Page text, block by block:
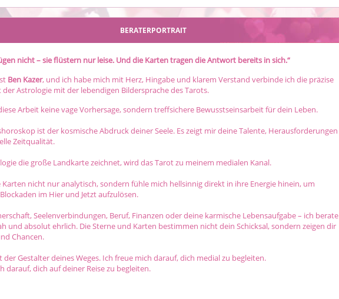
BERATERPORTRAIT
nicht – sie flüstern nur leise. Und die Karten tragen die Antwort bereits in sich.“
Ben Kazer, und ich habe mich mit Herz, Hingabe und klarem Verstand verbinde ich die präzise
der Astrologie mit der lebendigen Bildersprache des Tarots.
Arbeit keine vage Vorhersage, sondern treffsichere Bewusstseinsarbeit für dein Leben.
ist der kosmische Abdruck deiner Seele. Es zeigt mir deine Talente, Herausforderungen
Zeitqualität.
die große Landkarte zeichnet, wird das Tarot zu meinem medialen Kanal.
Karten nicht nur analytisch, sondern fühle mich hellsinnig direkt in ihre Energie hinein, um
im Hier und Jetzt aufzulösen.
Seelenverbindungen, Beruf, Finanzen oder deine karmische Lebensaufgabe – ich berate
und absolut ehrlich. Die Sterne und Karten bestimmen nicht dein Schicksal, sondern zeigen dir
Chancen.
der Gestalter deines Weges. Ich freue mich darauf, dich medial zu begleiten.
darauf, dich auf deiner Reise zu begleiten.